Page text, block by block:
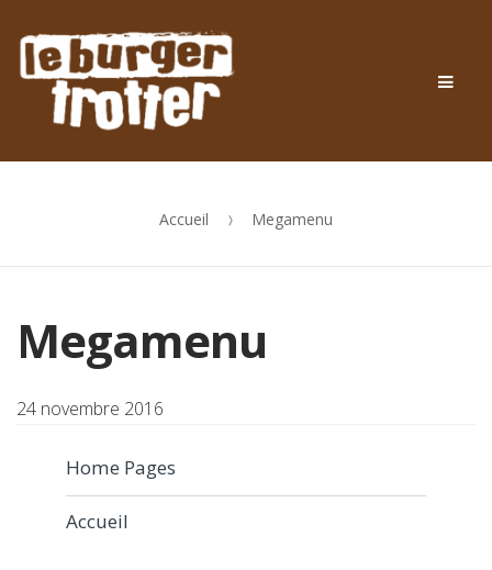
Skip
to
navigation
Skip
to
content
Accueil Megamenu
Megamenu
24 novembre 2016
Home Pages
Accueil